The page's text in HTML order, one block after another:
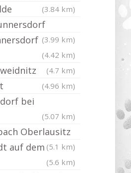
(3.84 km)
(3.99 km)
(4.42 km)
(4.7 km)
(4.96 km)
bei
(5.07 km)
Oberlausitz
(5.1 km)
auf dem
(5.6 km)